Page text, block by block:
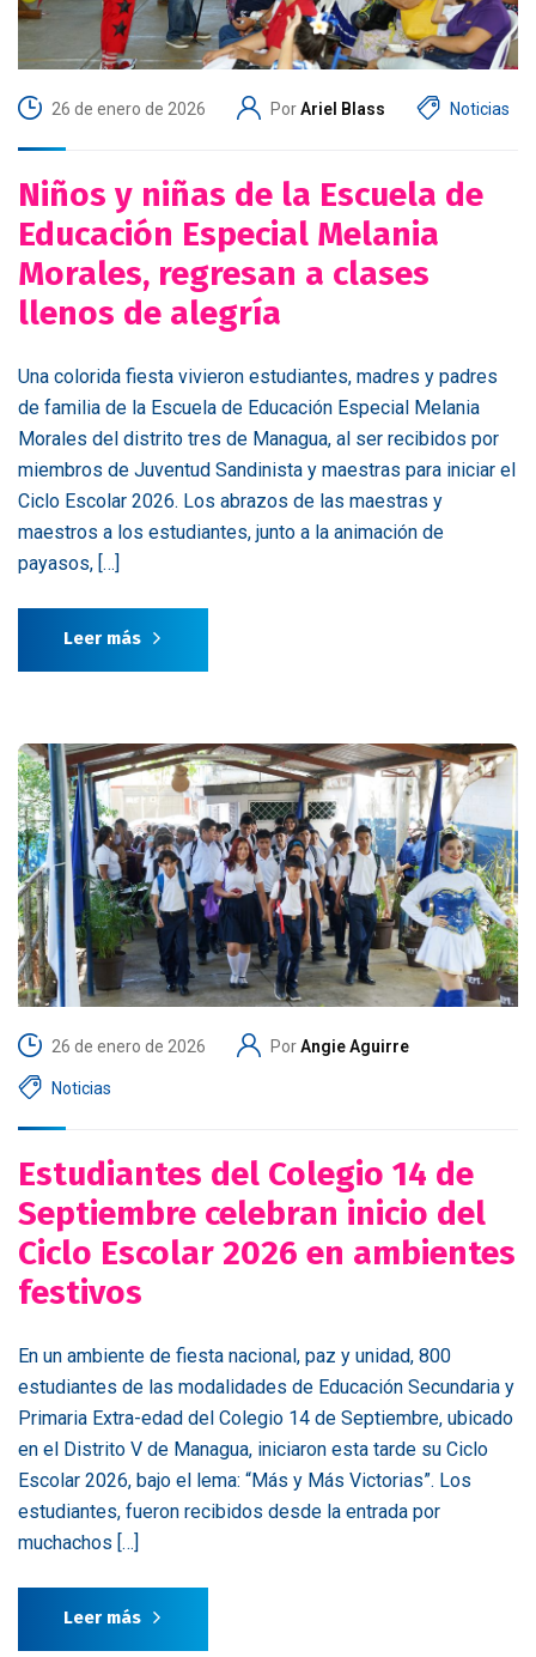
26 de enero de 2026 PorAriel Blass Noticias
Niños y niñas de la Escuela de
Educación Especial Melania
Morales, regresan a clases
llenos de alegría
Una colorida fiesta vivieron estudiantes, madres y padres
de familia de la Escuela de Educación Especial Melania
Morales del distrito tres de Managua, al ser recibidos por
miembros de Juventud Sandinista y maestras para iniciar el
Ciclo Escolar 2026. Los abrazos de las maestras y
maestros a los estudiantes, junto a la animación de
payasos, […]
Leer más
26 de enero de 2026 PorAngie Aguirre
Noticias
Estudiantes del Colegio 14 de
Septiembre celebran inicio del
Ciclo Escolar 2026 en ambientes
festivos
En un ambiente de fiesta nacional, paz y unidad, 800
estudiantes de las modalidades de Educación Secundaria y
Primaria Extra-edad del Colegio 14 de Septiembre, ubicado
en el Distrito V de Managua, iniciaron esta tarde su Ciclo
Escolar 2026, bajo el lema: “Más y Más Victorias”. Los
estudiantes, fueron recibidos desde la entrada por
muchachos […]
Leer más